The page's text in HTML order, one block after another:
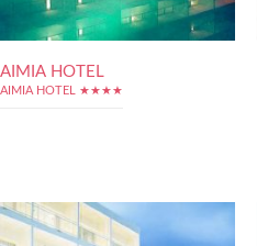
AIMIA HOTEL
AIMIA HOTEL ★★★★